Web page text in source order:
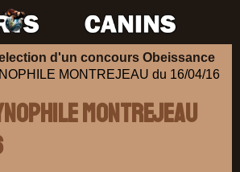
d'un concours Obeissance
MONTREJEAU du 16/04/16
MONTREJEAU